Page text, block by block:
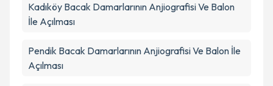
Kadıköy Bacak Damarlarının Anjiografisi Ve Balon
İle Açılması
Pendik Bacak Damarlarının Anjiografisi Ve Balon İle
Açılması